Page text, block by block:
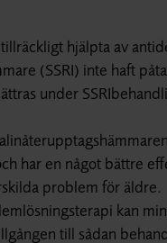
hjälpta av
(SSRI) inte haft
under
har en något bättre
problem för äldre.
kan
till sådan